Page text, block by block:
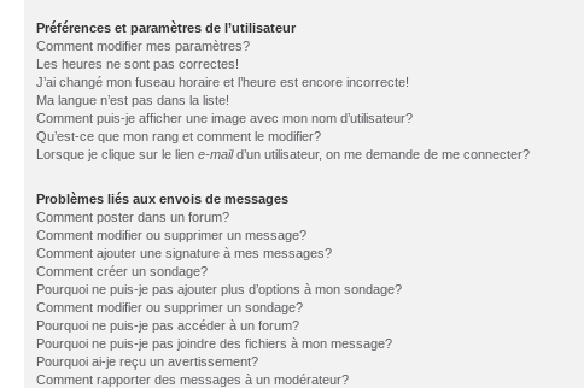
Préférences et paramètres de l’utilisateur
Comment modifier mes paramètres?
Les heures ne sont pas correctes!
J’ai changé mon fuseau horaire et l’heure est encore incorrecte!
Ma langue n’est pas dans la liste!
Comment puis-je afficher une image avec mon nom d’utilisateur?
Qu’est-ce que mon rang et comment le modifier?
Lorsque je clique sur le lien e-maild’un utilisateur, on me demande de me connecter?
Problèmes liés aux envois de messages
Comment poster dans un forum?
Comment modifier ou supprimer un message?
Comment ajouter une signature à mes messages?
Comment créer un sondage?
Pourquoi ne puis-je pas ajouter plus d’options à mon sondage?
Comment modifier ou supprimer un sondage?
Pourquoi ne puis-je pas accéder à un forum?
Pourquoi ne puis-je pas joindre des fichiers à mon message?
Pourquoi ai-je reçu un avertissement?
Comment rapporter des messages à un modérateur?